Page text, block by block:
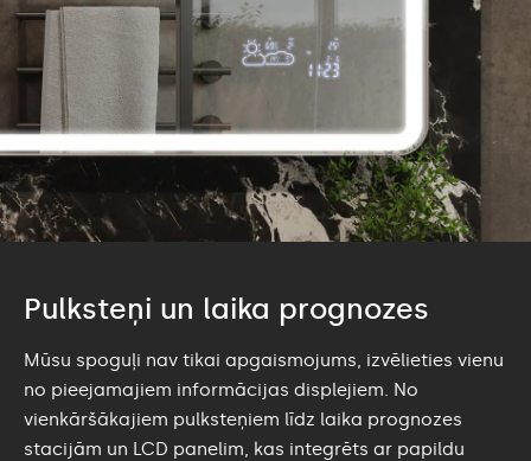
Pulksteņi un laika prognozes
Mūsu spoguļi nav tikai apgaismojums, izvēlieties vienu
no pieejamajiem informācijas displejiem. No
vienkāršākajiem pulksteņiem līdz laika prognozes
stacijām un LCD panelim, kas integrēts ar papildu